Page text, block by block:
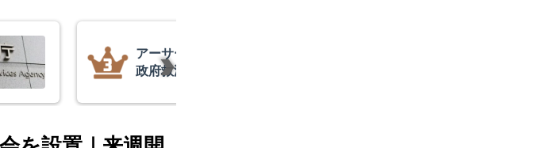
アーサー・ヘイズ、AIバブル崩壊と
政府救済でビットコイン100万ドル